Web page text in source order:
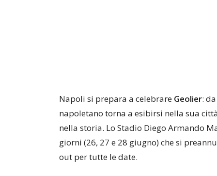
Napoli si prepara a celebrare Geolier:
napoletano torna a esibirsi nella sua
nella storia. Lo Stadio Diego Armando
giorni (26, 27 e 28 giugno) che si
out per tutte le date.